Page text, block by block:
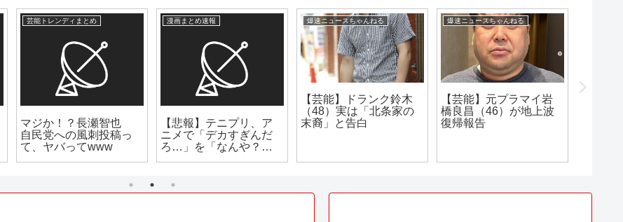
芸能トレンディまとめ
マジか！？長瀬智也
自民党への風刺投稿っ
て、ヤバってwww
漫画まとめ速報
【悲報】テニプリ、ア
ニメで「デカすぎんだ
ろ…」を「なんや？で
爆速ニュースちゃんねる
【芸能】ドランク鈴木
（48）実は「北条家の
末裔」と告白
爆速ニュースちゃんねる
【芸能】元プラマイ岩
橋良昌（46）が地上波
復帰報告